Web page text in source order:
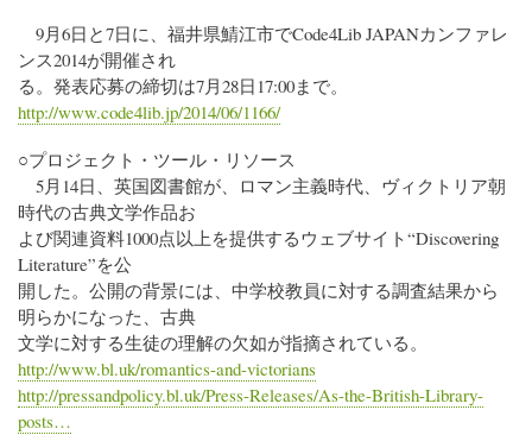
9月6日と7日に、福井県鯖江市でCode4Lib JAPANカンファレ
ンス2014が開催され
る。発表応募の締切は7月28日17:00まで。
http://www.code4lib.jp/2014/06/1166/
○プロジェクト・ツール・リソース
5月14日、英国図書館が、ロマン主義時代、ヴィクトリア朝
時代の古典文学作品お
よび関連資料1000点以上を提供するウェブサイト“Discovering
Literature”を公
開した。公開の背景には、中学校教員に対する調査結果から
明らかになった、古典
文学に対する生徒の理解の欠如が指摘されている。
http://www.bl.uk/romantics-and-victorians
http://pressandpolicy.bl.uk/Press-Releases/As-the-British-Library-
posts…